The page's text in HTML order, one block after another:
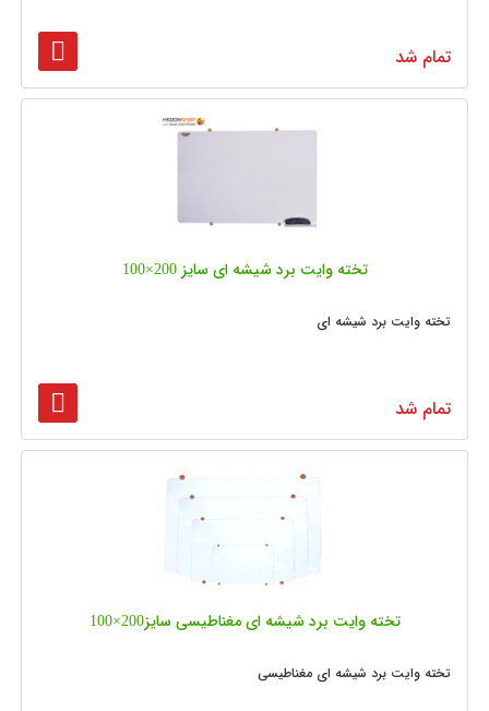
تمام شد
تخته وایت برد شیشه‌ ای سایز 200×100
تخته وایت برد شیشه ای
تمام شد
تخته وایت برد شیشه‌ ای مغناطیسی سایز200×100
تخته وایت برد شیشه ای مغناطیسی